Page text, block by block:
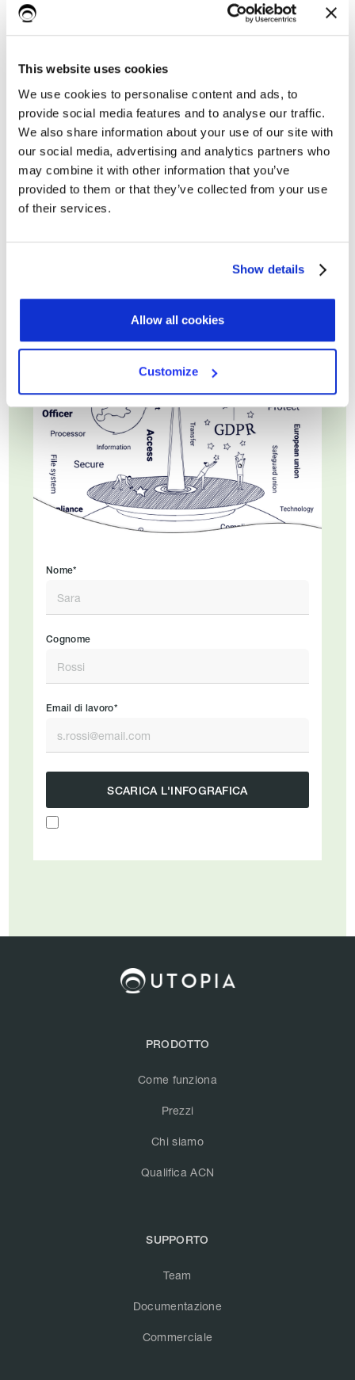
This website uses cookies
We use cookies to personalise content and ads, to
provide social media features and to analyse our traffic.
We also share information about your use of our site with
our social media, advertising and analytics partners who
may combine it with other information that you’ve
provided to them or that they’ve collected from your use
of their services.
Show details
Allow all cookies
Customize
Rimani aggiornato sul
mondo GDPR e ricevi
l'infografica
sull'accountability
documentale
Scopri quali sono gli
vigore del nuovo regolamento europeo sulla
protezione dei dati personali.
Nome*
Cognome
Email di lavoro*
PRODOTTO
Come funziona
Prezzi
Chi siamo
Qualifica ACN
SUPPORTO
Team
Documentazione
Commerciale